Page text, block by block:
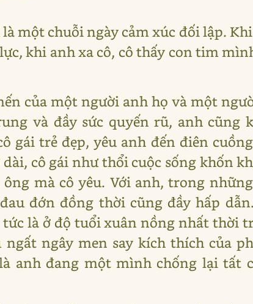
một chuỗi ngày cảm xúc đối lập.
khi anh xa cô, cô thấy con tim
của một người anh họ và một
và đầy sức quyến rũ, anh cũng
gái trẻ đẹp, yêu anh đến điên
cô gái như thổi cuộc sống khốn
mà cô yêu. Với anh, trong
đớn đồng thời cũng đầy hấp
là ở độ tuổi xuân nồng nhất thời
ngây men say kích thích của
anh đang một mình chống lại tất